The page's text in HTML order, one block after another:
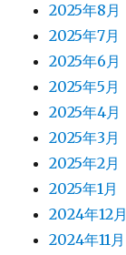
2025年8月
2025年7月
2025年6月
2025年5月
2025年4月
2025年3月
2025年2月
2025年1月
2024年12月
2024年11月